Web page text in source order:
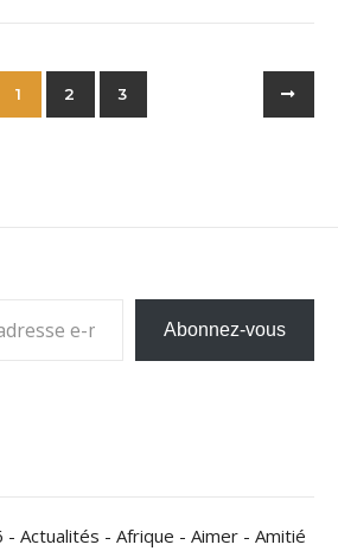
1 2 3
Abonnez-vous
- Actualités - Afrique - Aimer - Amitié